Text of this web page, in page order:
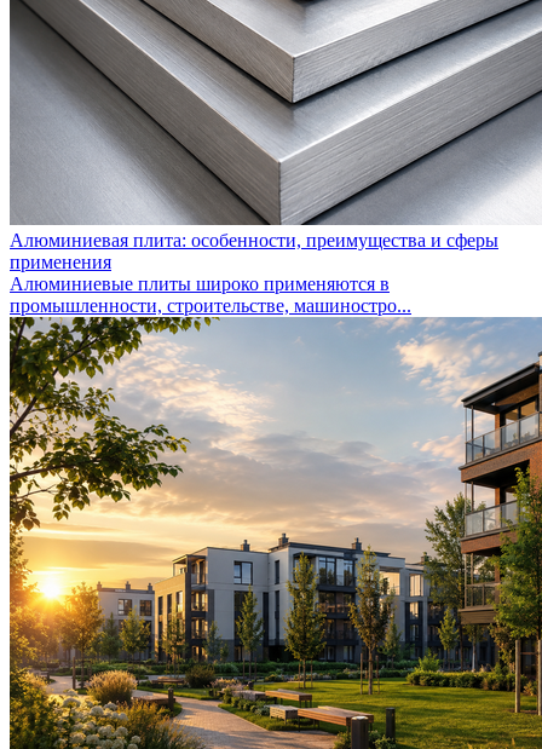
Алюминиевая плита: особенности, преимущества и сферы
применения
Алюминиевые плиты широко применяются в
промышленности, строительстве, машиностро...